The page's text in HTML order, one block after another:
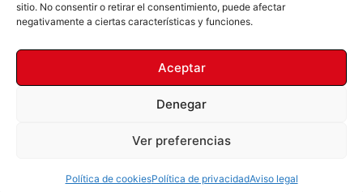
sitio. No consentir o retirar el consentimiento, puede afectar
negativamente a ciertas características y funciones.
Aceptar
Denegar
Ver preferencias
Política de cookiesPolítica de privacidadAviso legal
Mapa Web
Copyright 2024 © All rights Reserved. Design by Dama RL